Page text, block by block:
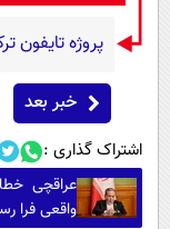
پروژه تایفون
خبر بعد
اشتراک گذاری :
عراقچی
واقعی فرا